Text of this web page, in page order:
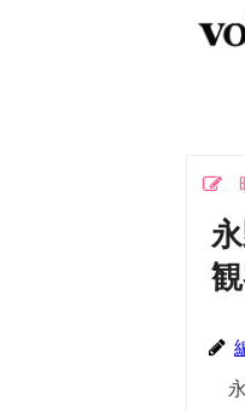
永